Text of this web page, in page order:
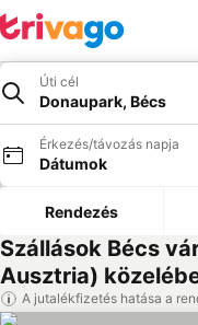
Úti cél
Donaupark, Bécs
Érkezés/távozás napja
Dátumok
Rendezés
Szállások Bécs
Ausztria)
A jutalékfizetés hatása a